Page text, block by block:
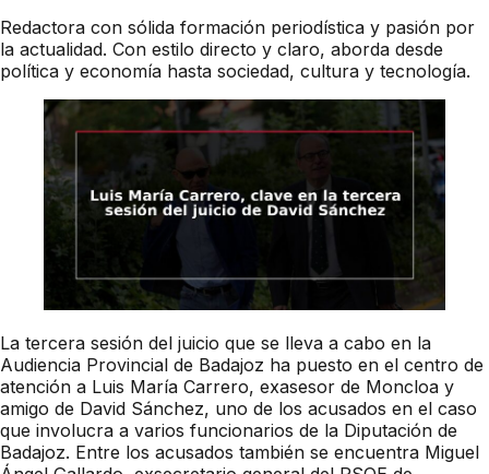
Redactora con sólida formación periodística y pasión por
la actualidad. Con estilo directo y claro, aborda desde
política y economía hasta sociedad, cultura y tecnología.
La tercera sesión del juicio que se lleva a cabo en la
Audiencia Provincial de Badajoz ha puesto en el centro de
atención a Luis María Carrero, exasesor de Moncloa y
amigo de David Sánchez, uno de los acusados en el caso
que involucra a varios funcionarios de la Diputación de
Badajoz. Entre los acusados también se encuentra Miguel